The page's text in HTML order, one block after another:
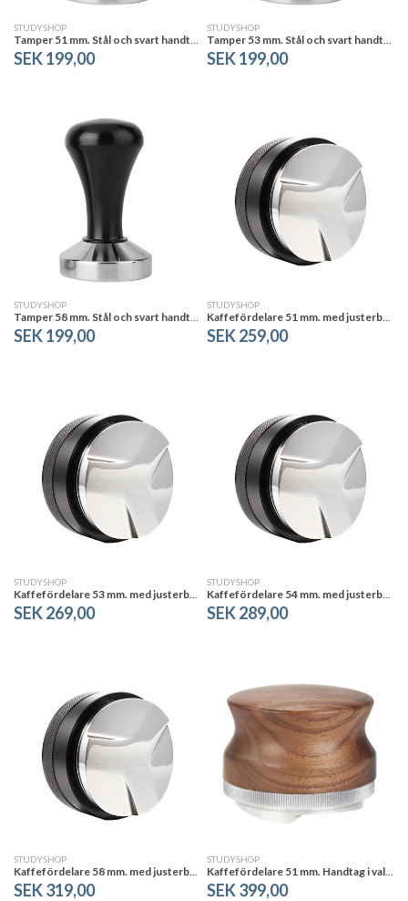
STUDYSHOP
Tamper 51 mm. Stål och svart handtag
SEK 199,00
STUDYSHOP
Tamper 53 mm. Stål och svart handtag
SEK 199,00
STUDYSHOP
Tamper 58 mm. Stål och svart handtag
SEK 199,00
STUDYSHOP
Kaffefördelare 51 mm. med justerbar höjd
SEK 259,00
STUDYSHOP
Kaffefördelare 53 mm. med justerbar höjd
SEK 269,00
STUDYSHOP
Kaffefördelare 54 mm. med justerbar höjd
SEK 289,00
STUDYSHOP
Kaffefördelare 58 mm. med justerbar höjd
SEK 319,00
STUDYSHOP
Kaffefördelare 51 mm. Handtag i valnöt. Justerbar höjd.
SEK 399,00